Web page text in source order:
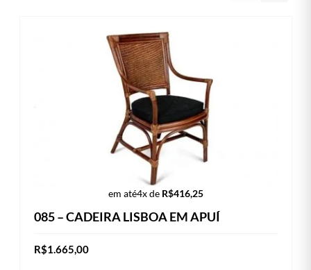
em até4x de R$416,25
085 – CADEIRA LISBOA EM APUÍ
R$1.665,00